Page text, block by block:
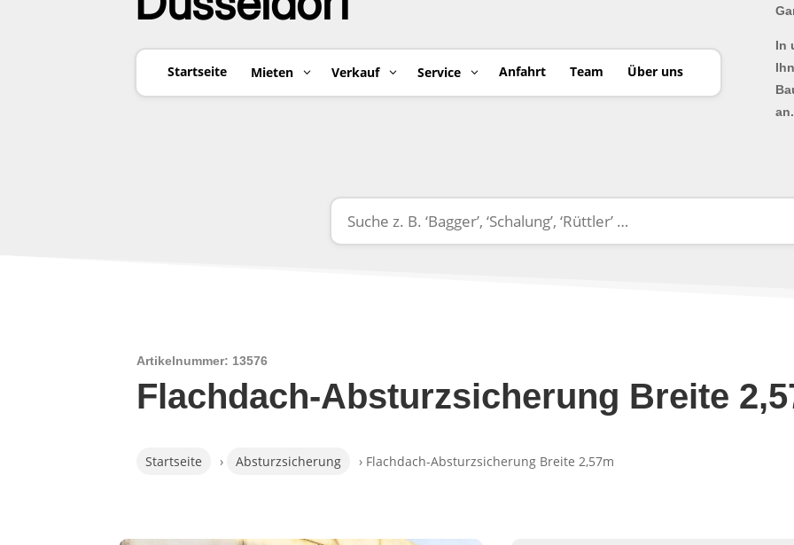
Startseite Mieten Verkauf Service Anfahrt Team Über uns
In
an.
Artikelnummer: 13576
Flachdach-Absturzsicherung Breite
Startseite › Absturzsicherung › Flachdach-Absturzsicherung Breite 2,57m